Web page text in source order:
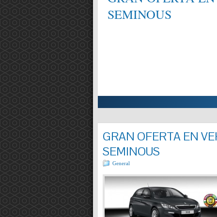
EN MECÀNICA,
Entrada completa »
SEMINOUS
GRAN OFERTA EN
SEMINOUS
General